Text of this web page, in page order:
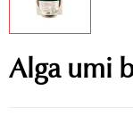
Alga umi